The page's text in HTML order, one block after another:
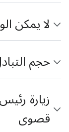
لا يمكن
حجم
زيارة
قصوى